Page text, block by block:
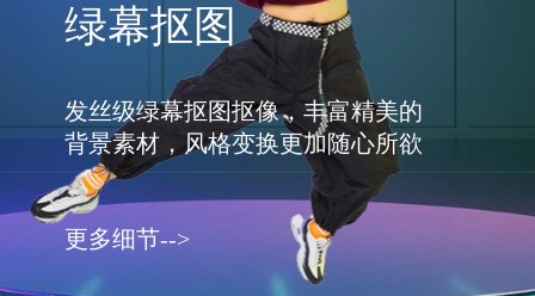
绿幕抠图
发丝级绿幕抠图抠像，丰富精美的
背景素材，风格变换更加随心所欲
更多细节-->